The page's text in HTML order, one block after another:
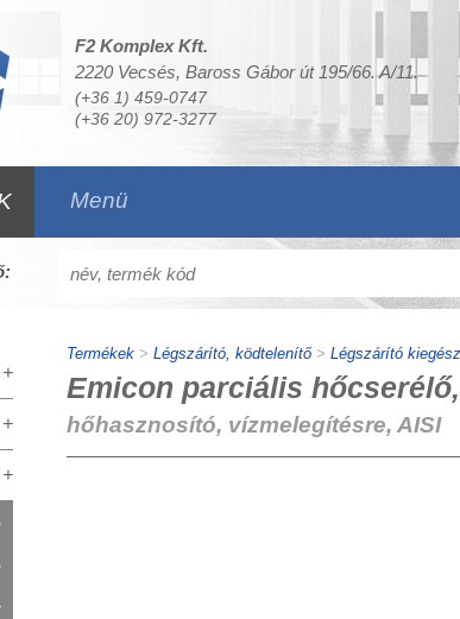
F2 Komplex Kft.
2220 Vecsés, Baross Gábor út 195/66. A/11.
(+36 1) 459-0747
(+36 20) 972-3277
Menü
Termékek> Légszárító, ködtelenítő> Légszárító
Emicon parciális
hőhasznosító, vízmelegítésre, AISI